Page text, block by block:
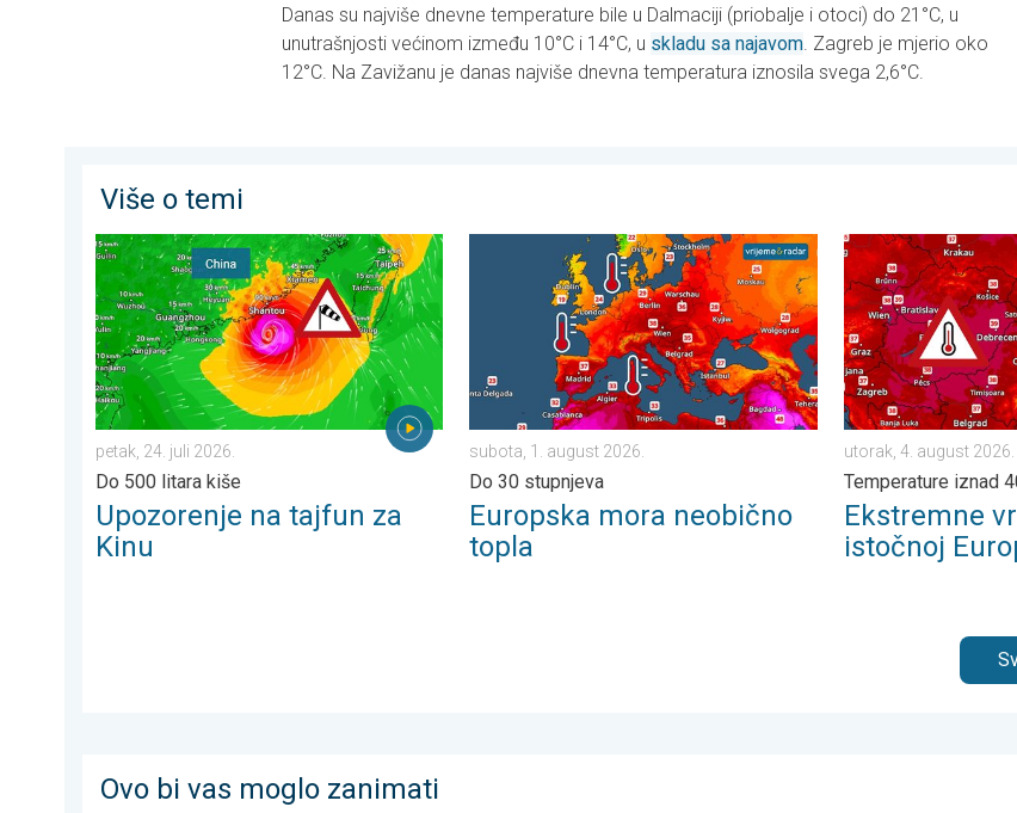
Danas su najviše dnevne temperature bile u Dalmaciji (priobalje i otoci) do 21°C, u
unutrašnjosti većinom između 10°C i 14°C, u skladu sa najavom. Zagreb je mjerio oko
12°C. Na Zavižanu je danas najviše dnevna temperatura iznosila svega 2,6°C.
Više o temi
Upozorenje na tajfun za Kinu. Do 500 litara kiše. . . petak, 24. juli 2026.
petak, 24. juli 2026.
Do 500 litara kiše
Upozorenje na tajfun za
Kinu
Europska mora neobično topla. Do 30 stupnjeva. . . subota, 1.
subota, 1. august 2026.
Do 30 stupnjeva
Europska mora neobično
topla
Ekstremne vrućine u
utorak, 4. august 2026.
Temperature iznad
Ekstremne
istočnoj
Ovo bi vas moglo zanimati